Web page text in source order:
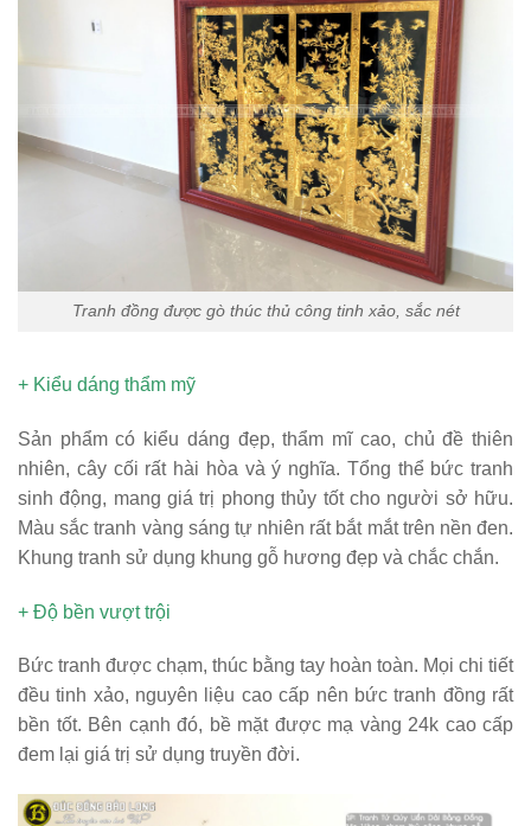
Tranh đồng được gò thúc thủ công tinh xảo, sắc nét
+ Kiểu dáng thẩm mỹ
Sản phẩm có kiểu dáng đẹp, thẩm mĩ cao, chủ đề thiên
nhiên, cây cối rất hài hòa và ý nghĩa. Tổng thể bức tranh
sinh động, mang giá trị phong thủy tốt cho người sở hữu.
Màu sắc tranh vàng sáng tự nhiên rất bắt mắt trên nền đen.
Khung tranh sử dụng khung gỗ hương đẹp và chắc chắn.
+ Độ bền vượt trội
Bức tranh được chạm, thúc bằng tay hoàn toàn. Mọi chi tiết
đều tinh xảo, nguyên liệu cao cấp nên bức tranh đồng rất
bền tốt. Bên cạnh đó, bề mặt được mạ vàng 24k cao cấp
đem lại giá trị sử dụng truyền đời.